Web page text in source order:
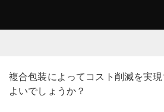
複合包装によってコスト削減を実
よいでしょうか？